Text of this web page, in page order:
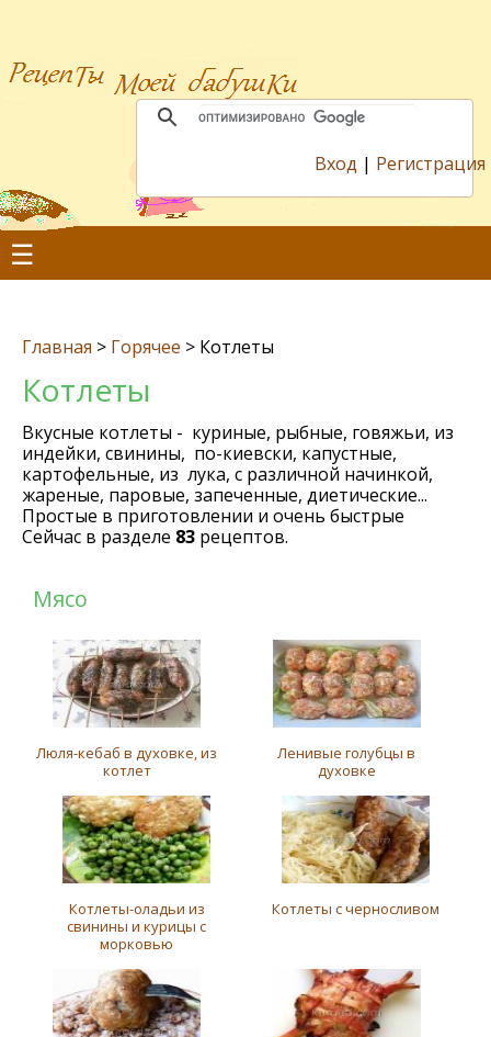
Вход | Регистрация
☰
Главная > Горячее > Котлеты
Котлеты
Вкусные котлеты - куриные, рыбные, говяжьи, из
индейки, свинины, по-киевски, капустные,
картофельные, из лука, с различной начинкой,
жареные, паровые, запеченные, диетические...
Простые в приготовлении и очень быстрые
Сейчас в разделе 83 рецептов.
Мясо
Люля-кебаб в духовке, из
котлет
Ленивые голубцы в
духовке
Котлеты-оладьи из
свинины и курицы с
морковью
Котлеты с черносливом